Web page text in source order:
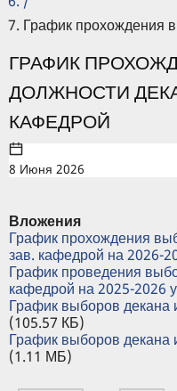
График прохождения
ГРАФИК
ДОЛЖНОСТИ
КАФЕДРОЙ
8 Июня 2026
Вложения
График прохождения
зав. кафедрой на 2026-
График проведения
кафедрой на 2025-2026
График выборов декана
(105.57 КБ)
График выборов декана
(1.11 МБ)